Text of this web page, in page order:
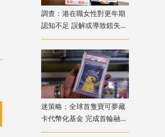
調查：港在職女性對更年期
認知不足 誤解或導致錯失
「黃金預防期」
迷策略：全球首隻寶可夢藏
卡代幣化基金 完成首輪融資
兼獲超購